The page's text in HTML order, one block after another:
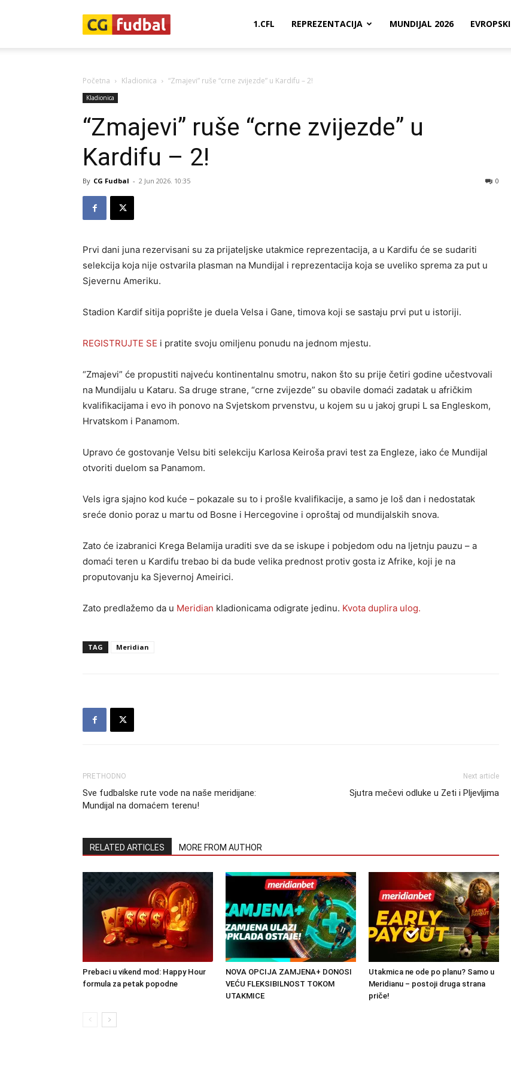
1.CFL REPREZENTACIJA MUNDIJAL 2026 EVROPSKI
Početna Kladionica “Zmajevi” ruše “crne zvijezde” u Kardifu – 2!
Kladionica
“Zmajevi” ruše “crne zvijezde” u
Kardifu – 2!
By CG Fudbal - 2 Jun 2026. 10:35 0
Prvi dani juna rezervisani su za prijateljske utakmice reprezentacija, a u Kardifu će se sudariti
selekcija koja nije ostvarila plasman na Mundijal i reprezentacija koja se uveliko sprema za put u
Sjevernu Ameriku.
Stadion Kardif sitija poprište je duela Velsa i Gane, timova koji se sastaju prvi put u istoriji.
REGISTRUJTE SE i pratite svoju omiljenu ponudu na jednom mjestu.
“Zmajevi” će propustiti najveću kontinentalnu smotru, nakon što su prije četiri godine učestvovali
na Mundijalu u Kataru. Sa druge strane, “crne zvijezde” su obavile domaći zadatak u afričkim
kvalifikacijama i evo ih ponovo na Svjetskom prvenstvu, u kojem su u jakoj grupi L sa Engleskom,
Hrvatskom i Panamom.
Upravo će gostovanje Velsu biti selekciju Karlosa Keiroša pravi test za Engleze, iako će Mundijal
otvoriti duelom sa Panamom.
Vels igra sjajno kod kuće – pokazale su to i prošle kvalifikacije, a samo je loš dan i nedostatak
sreće donio poraz u martu od Bosne i Hercegovine i oproštaj od mundijalskih snova.
Zato će izabranici Krega Belamija uraditi sve da se iskupe i pobjedom odu na ljetnju pauzu – a
domaći teren u Kardifu trebao bi da bude velika prednost protiv gosta iz Afrike, koji je na
proputovanju ka Sjevernoj Ameirici.
Zato predlažemo da u Meridian kladionicama odigrate jedinu. Kvota duplira ulog.
TAG Meridian
PRETHODNO
Sve fudbalske rute vode na naše meridijane:
Mundijal na domaćem terenu!
Next article
Sjutra mečevi odluke u Zeti i Pljevljima
RELATED ARTICLES MORE FROM AUTHOR
Prebaci u vikend mod: Happy Hour
formula za petak popodne
NOVA OPCIJA ZAMJENA+ DONOSI
VEĆU FLEKSIBILNOST TOKOM
UTAKMICE
Utakmica ne ode po planu? Samo u
Meridianu – postoji druga strana
priče!